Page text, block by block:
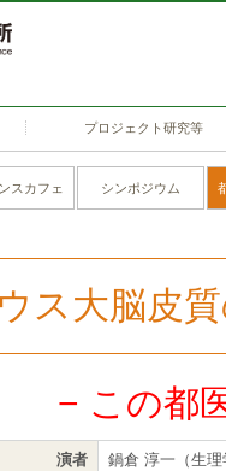
プロジェクト研究等
スカフェ シンポジウム
ス大脳皮
− この都
演者 鍋倉 淳一（生